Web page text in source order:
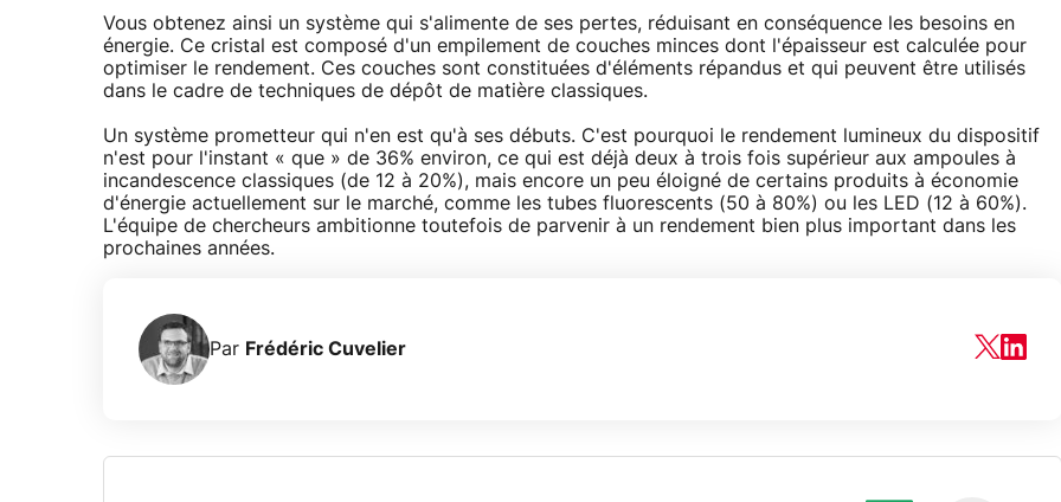
Vous obtenez ainsi un système qui s'alimente de ses pertes, réduisant en conséquence les besoins en
énergie. Ce cristal est composé d'un empilement de couches minces dont l'épaisseur est calculée pour
optimiser le rendement. Ces couches sont constituées d'éléments répandus et qui peuvent être utilisés
dans le cadre de techniques de dépôt de matière classiques.
Un système prometteur qui n'en est qu'à ses débuts. C'est pourquoi le rendement lumineux du dispositif
n'est pour l'instant « que » de 36% environ, ce qui est déjà deux à trois fois supérieur aux ampoules à
incandescence classiques (de 12 à 20%), mais encore un peu éloigné de certains produits à économie
d'énergie actuellement sur le marché, comme les tubes fluorescents (50 à 80%) ou les LED (12 à 60%).
L'équipe de chercheurs ambitionne toutefois de parvenir à un rendement bien plus important dans les
prochaines années.
Par Frédéric Cuvelier